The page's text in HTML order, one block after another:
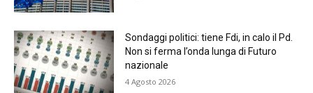
Sondaggi politici: tiene Fdi, in calo il Pd.
Non si ferma l’onda lunga di Futuro
nazionale
4 Agosto 2026